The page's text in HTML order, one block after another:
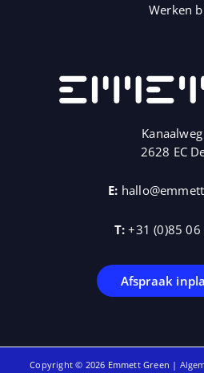
Werken
2628 EC
E:
T: +31 (0)85
Afspraak
Copyright © 2026 Emmett Green |